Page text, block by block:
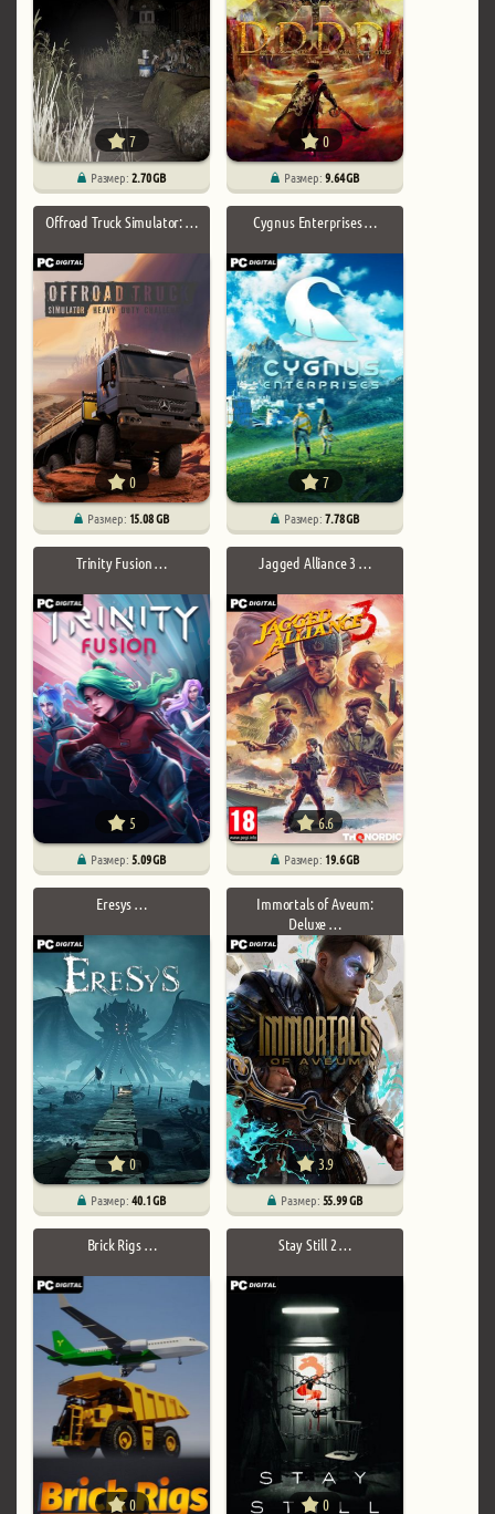
7
Размер:2.70 GB
0
Размер:9.64 GB
Offroad Truck Simulator: …
0
Размер: 15.08 GB
Cygnus Enterprises …
7
Размер:7.78 GB
Trinity Fusion …
5
Размер:5.09 GB
Jagged Alliance 3 …
6.6
Размер: 19.6 GB
Eresys …
0
Размер:40.1 GB
Immortals of Aveum:
Deluxe …
3.9
Размер:55.99 GB
Brick Rigs …
0
Stay Still 2 …
0